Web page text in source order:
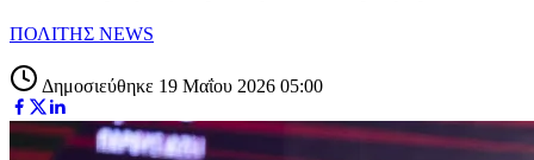
ΠΟΛΙΤΗΣ NEWS
Δημοσιεύθηκε 19 Μαΐου 2026 05:00